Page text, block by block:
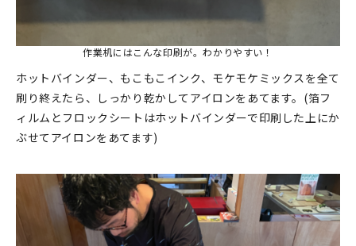
作業机にはこんな印刷が。わかりやすい！
ホットバインダー、もこもこインク、モケモケミックスを全て
刷り終えたら、しっかり乾かしてアイロンをあてます。(箔フ
ィルムとフロックシートはホットバインダーで印刷した上にか
ぶせてアイロンをあてます)